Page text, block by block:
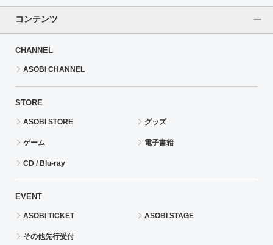
コンテンツ
CHANNEL
ASOBI CHANNEL
STORE
ASOBI STORE グッズ
ゲーム 電子書籍
CD / Blu-ray
EVENT
ASOBI TICKET ASOBI STAGE
その他先行受付